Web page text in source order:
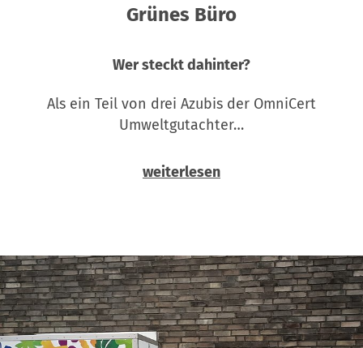
Grünes Büro
Wer steckt dahinter?
Als ein Teil von drei Azubis der OmniCert
Umweltgutachter…
weiterlesen